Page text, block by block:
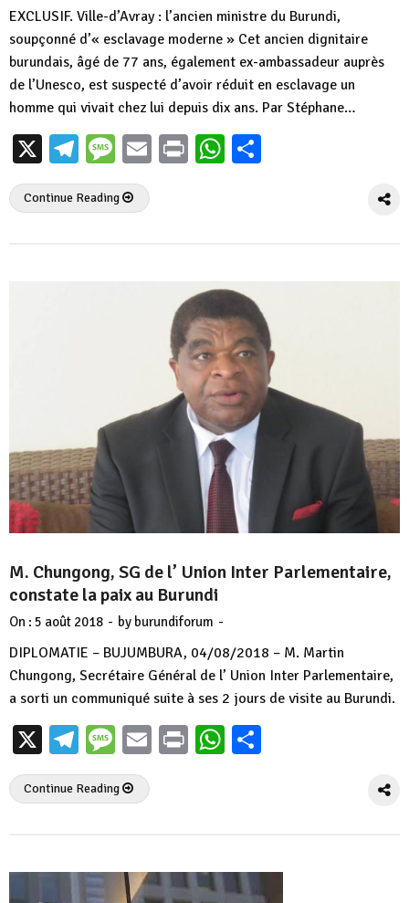
EXCLUSIF. Ville-d’Avray : l’ancien ministre du Burundi,
soupçonné d’« esclavage moderne » Cet ancien dignitaire
burundais, âgé de 77 ans, également ex-ambassadeur auprès
de l’Unesco, est suspecté d’avoir réduit en esclavage un
homme qui vivait chez lui depuis dix ans. Par Stéphane…
X Telegram
Message
EmailPrintWhatsApp
Continue Reading
M. Chungong, SG de l’ Union Inter Parlementaire,
constate la paix au Burundi
On : 5 août 2018 - by burundiforum -
DIPLOMATIE – BUJUMBURA, 04/08/2018 – M. Martin
Chungong, Secrétaire Général de l’ Union Inter Parlementaire,
a sorti un communiqué suite à ses 2 jours de visite au Burundi.
X Telegram
Message
EmailPrintWhatsApp
Continue Reading